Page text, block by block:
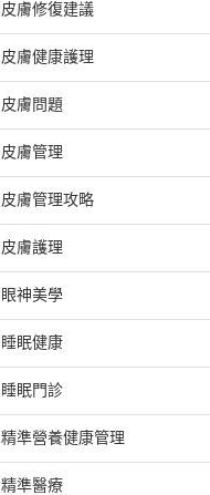
皮膚修復建議
皮膚健康護理
皮膚問題
皮膚管理
皮膚管理攻略
皮膚護理
眼神美學
睡眠健康
睡眠門診
精準營養健康管理
精準醫療